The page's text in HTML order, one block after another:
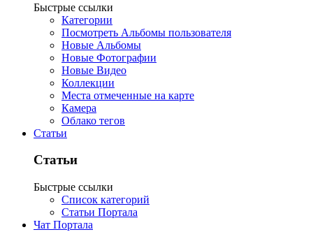
Быстрые ссылки
Категории
Посмотреть Альбомы пользователя
Новые Альбомы
Новые Фотографии
Новые Видео
Коллекции
Места отмеченные на карте
Камера
Облако тегов
Статьи
Статьи
Быстрые ссылки
Список категорий
Статьи Портала
Чат Портала